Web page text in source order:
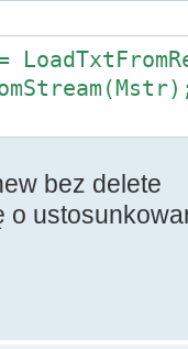
bez delete
o